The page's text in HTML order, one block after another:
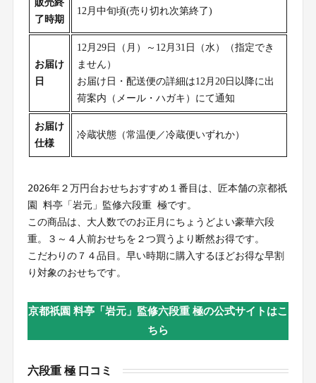
販売終
了時期
12月中旬頃(売り切れ次第終了)
お届け
日
12月29日（月）～12月31日（水）（指定でき
ません）
お届け日・配送便の詳細は12月20日以降に出
荷案内（メール・ハガキ）にて通知
お届け
仕様
冷蔵状態（常温便／冷蔵便いずれか）
2026年２万円台おせちおすすめ１番目は、匠本舗の京都祇
園 料亭「岩元」監修六段重 極です。
この商品は、大人数でのお正月にちょうどよい豪華六段
重。３～４人前おせちを２つ買うより断然お得です。
こだわりの７４品目。早い時期に購入するほどお得な早割
り対象のおせちです。
京都祇園 料亭「岩元」監修六段重 極の公式サイトはこ
ちら
六段重 極 口コミ